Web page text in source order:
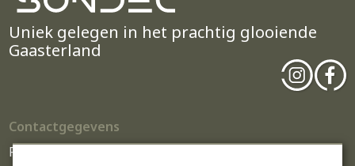
Uniek gelegen in het prachtig glooiende
Gaasterland
Contactgegevens
Parc Sondel